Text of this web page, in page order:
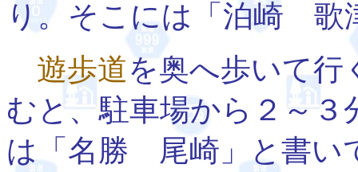
り。そこには「泊崎 歌
遊歩道を奥へ歩いて行
むと、駐車場から２～３
は「名勝 尾崎」と書い